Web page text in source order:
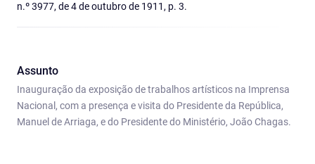
n.º 3977, de 4 de outubro de 1911, p. 3.
Assunto
Inauguração da exposição de trabalhos artísticos na Imprensa
Nacional, com a presença e visita do Presidente da República,
Manuel de Arriaga, e do Presidente do Ministério, João Chagas.